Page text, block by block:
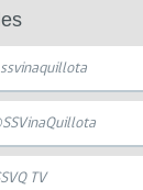
ssvinaquillota
TV